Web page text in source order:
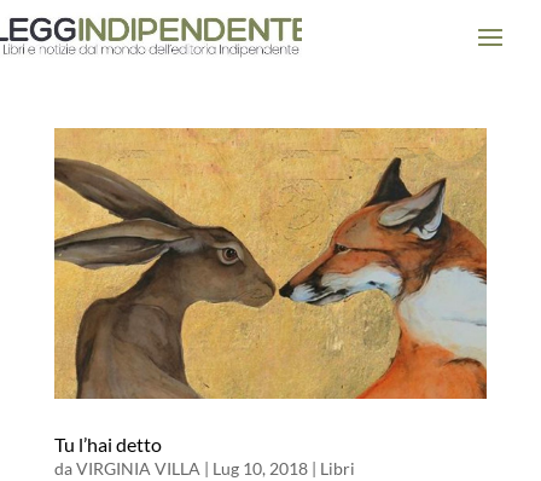
Tu l’hai detto
daVIRGINIA VILLA | Lug 10, 2018| Libri